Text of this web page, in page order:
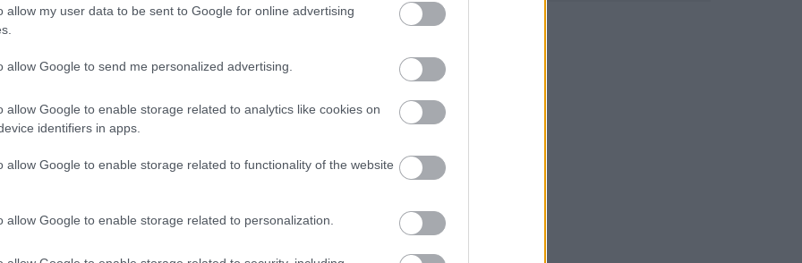
allow my user data to be sent to Google for online advertising
allow Google to send me personalized advertising.
allow Google to enable storage related to analytics like cookies on
identifiers in apps.
allow Google to enable storage related to functionality of the website
allow Google to enable storage related to personalization.
ευρώ
1η Ιανουαρίου έως και τις 30 Απριλίου.
πλήρως το τρίμηνο επιδότησης, θα λάβουν
ισούται με 3 ημερήσια επιδόματα ανεργίας.